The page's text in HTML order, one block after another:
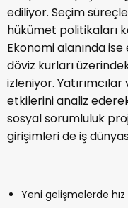
ediliyor. Seçim
hükümet politikaları
Ekonomi alanında
döviz kurları
izleniyor.
etkilerini analiz
sosyal sorumluluk
girişimleri de iş
Yeni gelişmelerde